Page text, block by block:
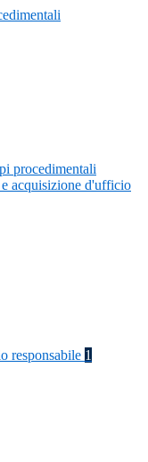
procedimentali
acquisizione d'ufficio
responsabile 1